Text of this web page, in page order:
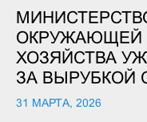
ОКРУЖАЮЩЕЙ
ХОЗЯЙСТВА
ЗА ВЫРУБКОЙ
31 МАРТА, 2026